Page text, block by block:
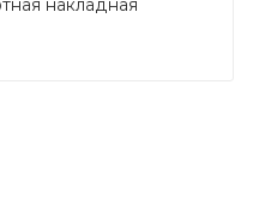
накладная